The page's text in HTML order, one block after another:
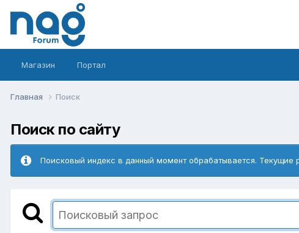
Магазин Портал
Главная Поиск
Поиск по сайту
Поисковый индекс в данный момент обрабатывается. Текущие